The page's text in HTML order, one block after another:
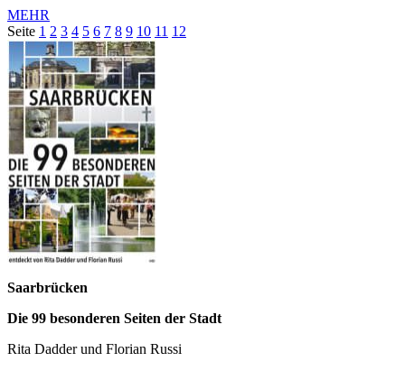
MEHR
Seite 1 2 3 4 5 6 7 8 9 10 11 12
Saarbrücken
Die 99 besonderen Seiten der Stadt
Rita Dadder und Florian Russi